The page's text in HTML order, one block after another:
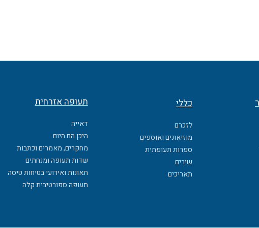
כללי
לזכרם
מוזיאונים ואוספים
ספרות תעופתית
שירים
תאריכים
תעופה אזרחית
דאייה
היכן הם היום
מחקרים, מאמרים וכתבות
שדות תעופה ומנחתים
תאונות ואירועי בטיחות טיסה
תעופה ספורטיבית קלה